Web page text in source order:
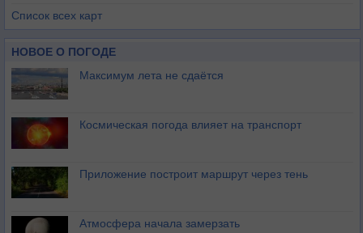
Список всех карт
НОВОЕ О ПОГОДЕ
Максимум лета не сдаётся
Космическая погода влияет на транспорт
Приложение построит маршрут через тень
Атмосфера начала замерзать